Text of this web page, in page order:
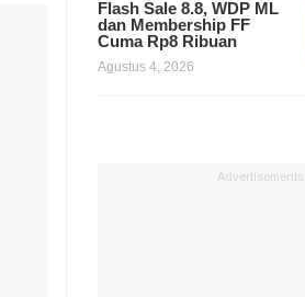
Flash Sale 8.8, WDP ML
dan Membership FF
Cuma Rp8 Ribuan
Agustus 4, 2026
Advertisements